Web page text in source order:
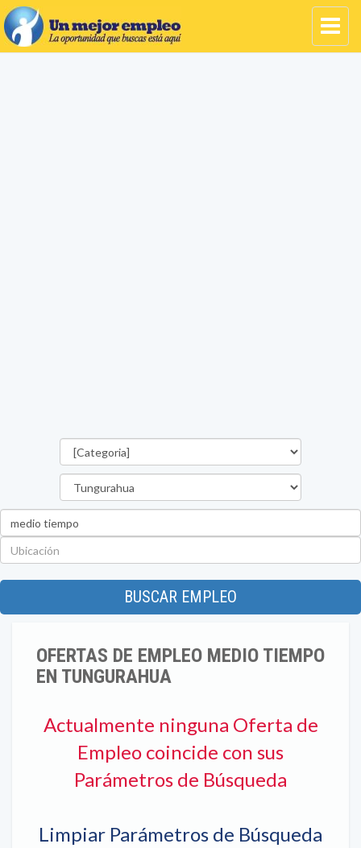
BUSCAR EMPLEO
OFERTAS DE EMPLEO MEDIO TIEMPO
EN TUNGURAHUA
Actualmente ninguna Oferta de
Empleo coincide con sus
Parámetros de Búsqueda
Limpiar Parámetros de Búsqueda